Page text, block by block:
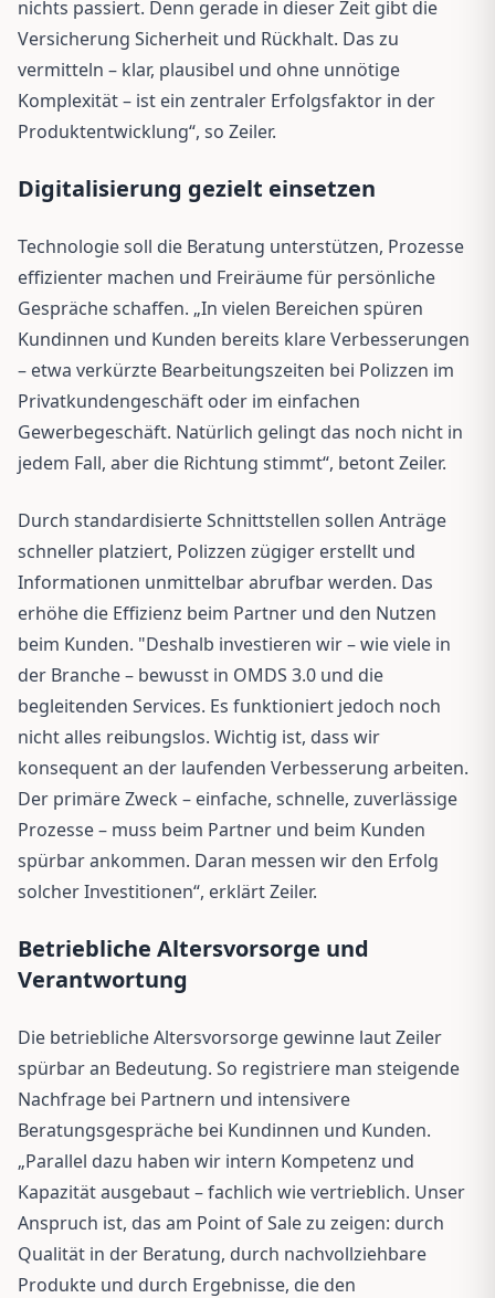
nichts passiert. Denn gerade in dieser Zeit gibt die
Versicherung Sicherheit und Rückhalt. Das zu
vermitteln – klar, plausibel und ohne unnötige
Komplexität – ist ein zentraler Erfolgsfaktor in der
Produktentwicklung“, so Zeiler.
Digitalisierung gezielt einsetzen
Technologie soll die Beratung unterstützen, Prozesse
effizienter machen und Freiräume für persönliche
Gespräche schaffen. „In vielen Bereichen spüren
Kundinnen und Kunden bereits klare Verbesserungen
– etwa verkürzte Bearbeitungszeiten bei Polizzen im
Privatkundengeschäft oder im einfachen
Gewerbegeschäft. Natürlich gelingt das noch nicht in
jedem Fall, aber die Richtung stimmt“, betont Zeiler.
Durch standardisierte Schnittstellen sollen Anträge
schneller platziert, Polizzen zügiger erstellt und
Informationen unmittelbar abrufbar werden. Das
erhöhe die Effizienz beim Partner und den Nutzen
beim Kunden. "Deshalb investieren wir – wie viele in
der Branche – bewusst in OMDS 3.0 und die
begleitenden Services. Es funktioniert jedoch noch
nicht alles reibungslos. Wichtig ist, dass wir
konsequent an der laufenden Verbesserung arbeiten.
Der primäre Zweck – einfache, schnelle, zuverlässige
Prozesse – muss beim Partner und beim Kunden
spürbar ankommen. Daran messen wir den Erfolg
solcher Investitionen“, erklärt Zeiler.
Betriebliche Altersvorsorge und
Verantwortung
Die betriebliche Altersvorsorge gewinne laut Zeiler
spürbar an Bedeutung. So registriere man steigende
Nachfrage bei Partnern und intensivere
Beratungsgespräche bei Kundinnen und Kunden.
„Parallel dazu haben wir intern Kompetenz und
Kapazität ausgebaut – fachlich wie vertrieblich. Unser
Anspruch ist, das am Point of Sale zu zeigen: durch
Qualität in der Beratung, durch nachvollziehbare
Produkte und durch Ergebnisse, die den